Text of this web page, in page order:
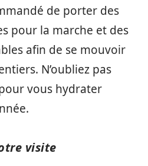
de porter des
pour la marche et des
afin de se mouvoir
N’oubliez pas
vous hydrater
visite